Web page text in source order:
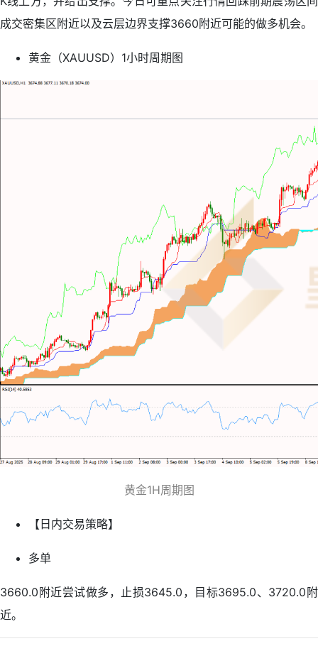
成交密集区附近以及云层边界支撑3660附近可能的做多机会。
黄金（XAUUSD）1小时周期图
黄金1H周期图
【日内交易策略】
多单
3660.0附近尝试做多，止损3645.0，目标3695.0、3720.0附
近。